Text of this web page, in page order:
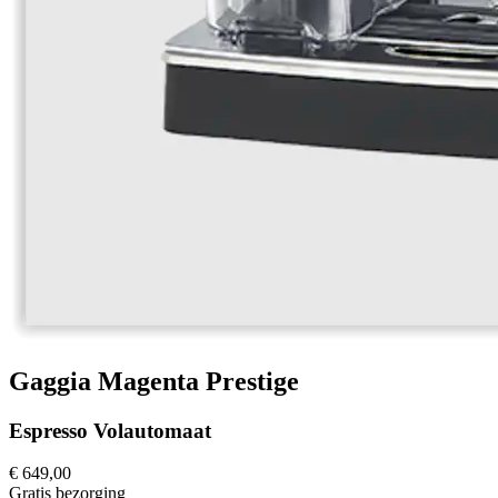
Gaggia Magenta Prestige
Espresso Volautomaat
€ 649,00
Gratis bezorging